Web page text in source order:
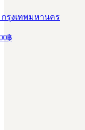
กรุงเทพมหานคร
฿